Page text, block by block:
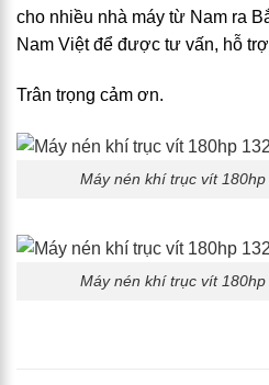
cho nhiều nhà máy từ Nam ra
Nam Việt để được tư vấn, hỗ
Trân trọng cảm ơn.
Máy nén khí trục vít
Máy nén khí trục vít